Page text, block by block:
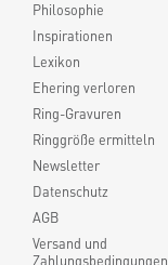
Philosophie
Inspirationen
Lexikon
Ehering verloren
Ring-Gravuren
Ringgröße ermitteln
Newsletter
Datenschutz
AGB
Versand und
Zahlungsbedingungen